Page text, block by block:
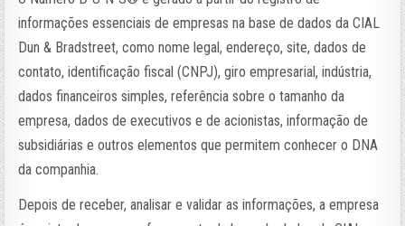
informações essenciais de empresas na base de dados da CIAL
Dun & Bradstreet, como nome legal, endereço, site, dados de
contato, identificação fiscal (CNPJ), giro empresarial, indústria,
dados financeiros simples, referência sobre o tamanho da
empresa, dados de executivos e de acionistas, informação de
subsidiárias e outros elementos que permitem conhecer o DNA
da companhia.
Depois de receber, analisar e validar as informações, a empresa